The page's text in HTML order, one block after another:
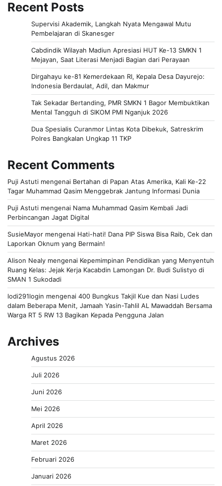
Recent Posts
Supervisi Akademik, Langkah Nyata Mengawal Mutu
Pembelajaran di Skanesger
Cabdindik Wilayah Madiun Apresiasi HUT Ke-13 SMKN 1
Mejayan, Saat Literasi Menjadi Bagian dari Perayaan
Dirgahayu ke-81 Kemerdekaan RI, Kepala Desa Dayurejo:
Indonesia Berdaulat, Adil, dan Makmur
Tak Sekadar Bertanding, PMR SMKN 1 Bagor Membuktikan
Mental Tangguh di SIKOM PMI Nganjuk 2026
Dua Spesialis Curanmor Lintas Kota Dibekuk, Satreskrim
Polres Bangkalan Ungkap 11 TKP
Recent Comments
Puji Astuti mengenai Bertahan di Papan Atas Amerika, Kali Ke-22
Tagar Muhammad Qasim Menggebrak Jantung Informasi Dunia
Puji Astuti mengenai Nama Muhammad Qasim Kembali Jadi
Perbincangan Jagat Digital
SusieMayor mengenai Hati-hati! Dana PIP Siswa Bisa Raib, Cek dan
Laporkan Oknum yang Bermain!
Alison Nealy mengenai Kepemimpinan Pendidikan yang Menyentuh
Ruang Kelas: Jejak Kerja Kacabdin Lamongan Dr. Budi Sulistyo di
SMAN 1 Sukodadi
lodi291login mengenai 400 Bungkus Takjil Kue dan Nasi Ludes
dalam Beberapa Menit, Jamaah Yasin-Tahlil AL Mawaddah Bersama
Warga RT 5 RW 13 Bagikan Kepada Pengguna Jalan
Archives
Agustus 2026
Juli 2026
Juni 2026
Mei 2026
April 2026
Maret 2026
Februari 2026
Januari 2026